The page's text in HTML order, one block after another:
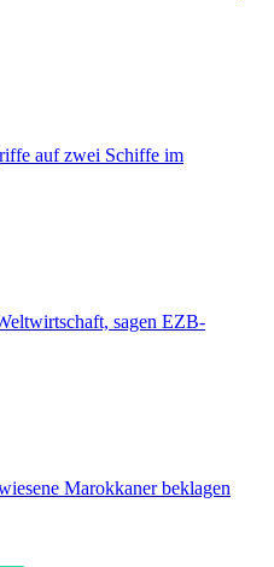
auf zwei Schiffe im
sagen EZB-
Marokkaner beklagen